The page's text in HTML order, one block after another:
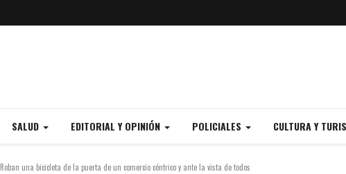
SALUD EDITORIAL Y OPINIÓN POLICIALES CULTURA Y
Roban una bicicleta de la puerta de un comercio céntrico y ante la vista de todos